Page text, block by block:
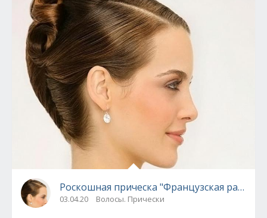
Роскошная прическа "Французская
03.04.20 Волосы. Прически